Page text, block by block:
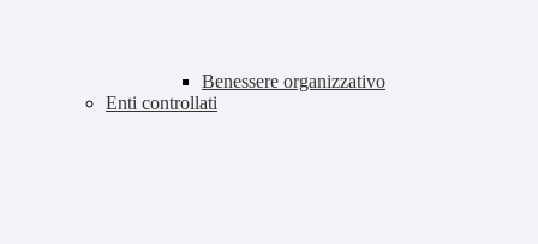
Benessere organizzativo
Enti controllati